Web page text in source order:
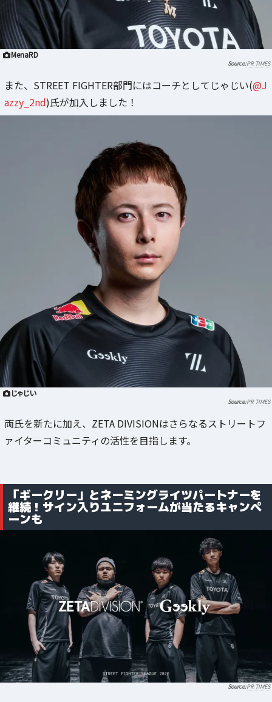
MenaRD
PR TIMES
また、STREET FIGHTER部門にはコーチとしてじゃじい(@J
azzy_2nd)氏が加入しました！
じゃじい
PR TIMES
両氏を新たに加え、ZETA DIVISIONはさらなるストリートフ
ァイターコミュニティの活性を目指します。
「ギークリー」とネーミングライツパートナーを
継続！サイン入りユニフォームが当たるキャンペ
ーンも
PR TIMES